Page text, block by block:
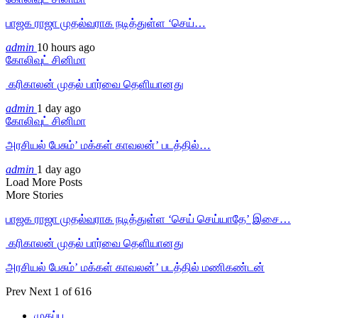
பாஜக ராஜா முதல்வராக நடித்துள்ள ‘செய்…
admin 10 hours ago
கோலிவுட் சினிமா
‎ கரிகாலன் முதல் பார்வை தெளியானது
admin 1 day ago
கோலிவுட் சினிமா
அரசியல் பேசும்’ மக்கள் காவலன்’ படத்தில்…
admin 1 day ago
Load More Posts
More Stories
பாஜக ராஜா முதல்வராக நடித்துள்ள ‘செய் செய்யாதே’ இசை…
‎ கரிகாலன் முதல் பார்வை தெளியானது
அரசியல் பேசும்’ மக்கள் காவலன்’ படத்தில் மணிகண்டன்
Prev Next 1 of 616
முகப்பு